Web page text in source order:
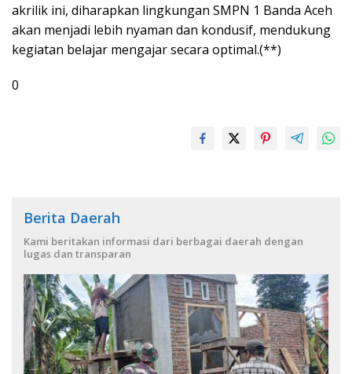
akrilik ini, diharapkan lingkungan SMPN 1 Banda Aceh
akan menjadi lebih nyaman dan kondusif, mendukung
kegiatan belajar mengajar secara optimal.(**)
0
Berita Daerah
Kami beritakan informasi dari berbagai daerah dengan
lugas dan transparan